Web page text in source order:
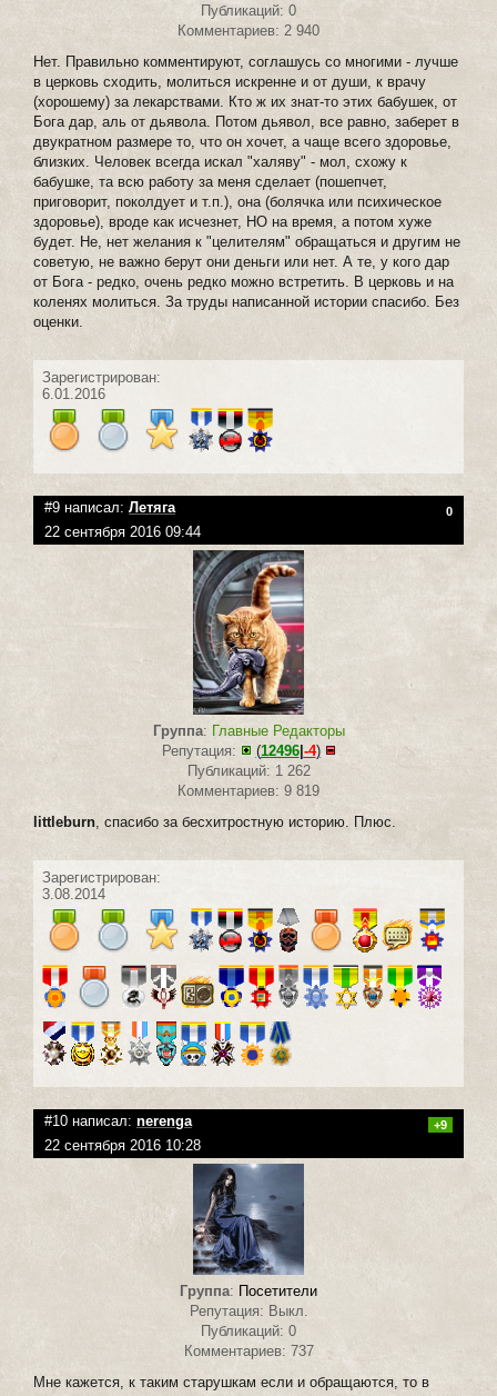
Публикаций: 0
Комментариев: 2 940
Нет. Правильно комментируют, соглашусь со многими - лучше
в церковь сходить, молиться искренне и от души, к врачу
(хорошему) за лекарствами. Кто ж их знат-то этих бабушек, от
Бога дар, аль от дьявола. Потом дьявол, все равно, заберет в
двукратном размере то, что он хочет, а чаще всего здоровье,
близких. Человек всегда искал "халяву" - мол, схожу к
бабушке, та всю работу за меня сделает (пошепчет,
приговорит, поколдует и т.п.), она (болячка или психическое
здоровье), вроде как исчезнет, НО на время, а потом хуже
будет. Не, нет желания к "целителям" обращаться и другим не
советую, не важно берут они деньги или нет. А те, у кого дар
от Бога - редко, очень редко можно встретить. В церковь и на
коленях молиться. За труды написанной истории спасибо. Без
оценки.
Зарегистрирован:
6.01.2016
#9 написал: Летяга 0
22 сентября 2016 09:44
Группа: Главные Редакторы
Репутация:
(12496| -4)
Публикаций: 1 262
Комментариев: 9 819
littleburn, спасибо за бесхитростную историю. Плюс.
Зарегистрирован:
3.08.2014
#10 написал: nerenga +9
22 сентября 2016 10:28
Группа: Посетители
Репутация: Выкл.
Публикаций: 0
Комментариев: 737
Мне кажется, к таким старушкам если и обращаются, то в